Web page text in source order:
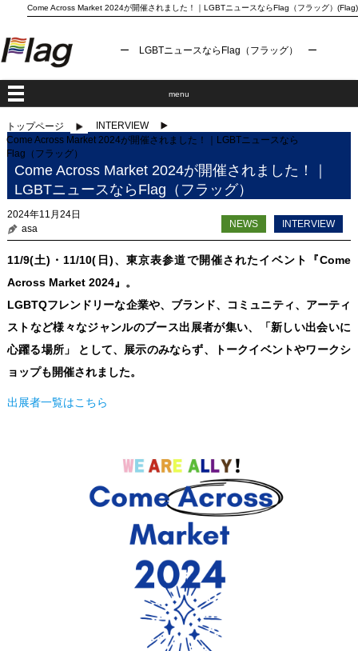
Come Across Market 2024が開催されました！｜LGBTニュースならFlag（フラッグ）(Flag)
ー LGBTニュースならFlag（フラッグ） ー
menu
トップページ
INTERVIEW
Come Across Market 2024が開催されました！｜LGBTニュースなら
Flag（フラッグ）
Come Across Market 2024が開催されました！｜
LGBTニュースならFlag（フラッグ）
INTERVIEW
NEWS
2024年11月24日
asa
11/9(土)・11/10(日)、東京表参道で開催されたイベント『Come
Across Market 2024』。
LGBTQフレンドリーな企業や、ブランド、コミュニティ、アーティ
ストなど様々なジャンルのブース出展者が集い、「新しい出会いに
心躍る場所」 として、展示のみならず、トークイベントやワークシ
ョップも開催されました。
出展者一覧はこちら